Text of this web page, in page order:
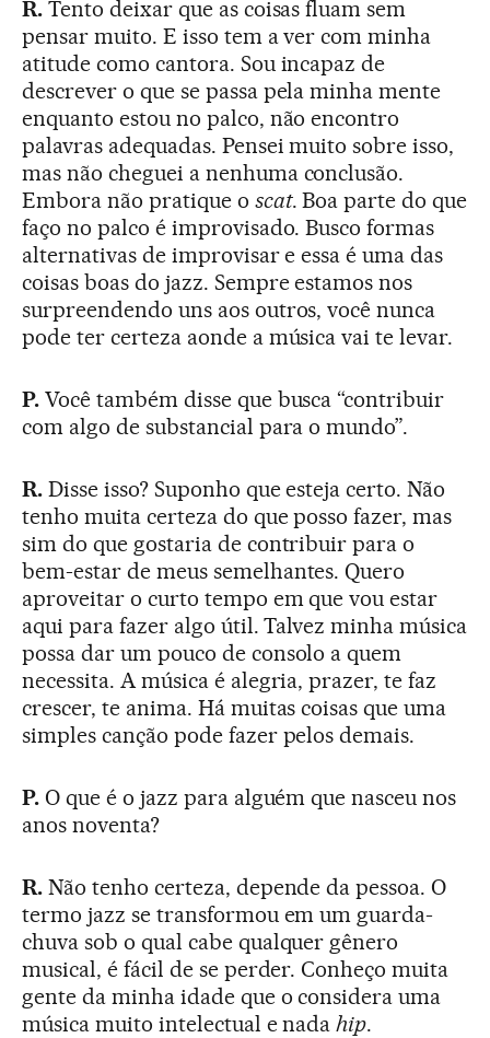
R.Tento deixar que as coisas fluam sem
pensar muito. E isso tem a ver com minha
atitude como cantora. Sou incapaz de
descrever o que se passa pela minha mente
enquanto estou no palco, não encontro
palavras adequadas. Pensei muito sobre isso,
mas não cheguei a nenhuma conclusão.
Embora não pratique o scat. Boa parte do que
faço no palco é improvisado. Busco formas
alternativas de improvisar e essa é uma das
coisas boas do jazz. Sempre estamos nos
surpreendendo uns aos outros, você nunca
pode ter certeza aonde a música vai te levar.
P. Você também disse que busca “contribuir
com algo de substancial para o mundo”.
R.Disse isso? Suponho que esteja certo. Não
tenho muita certeza do que posso fazer, mas
sim do que gostaria de contribuir para o
bem-estar de meus semelhantes. Quero
aproveitar o curto tempo em que vou estar
aqui para fazer algo útil. Talvez minha música
possa dar um pouco de consolo a quem
necessita. A música é alegria, prazer, te faz
crescer, te anima. Há muitas coisas que uma
simples canção pode fazer pelos demais.
P. O que é o jazz para alguém que nasceu nos
anos noventa?
R.Não tenho certeza, depende da pessoa. O
termo jazz se transformou em um guarda-
chuva sob o qual cabe qualquer gênero
musical, é fácil de se perder. Conheço muita
gente da minha idade que o considera uma
música muito intelectual e nadahip.